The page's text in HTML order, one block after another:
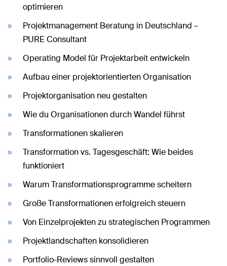
optimieren
Projektmanagement Beratung in Deutschland –
PURE Consultant
Operating Model für Projektarbeit entwickeln
Aufbau einer projektorientierten Organisation
Projektorganisation neu gestalten
Wie du Organisationen durch Wandel führst
Transformationen skalieren
Transformation vs. Tagesgeschäft: Wie beides
funktioniert
Warum Transformationsprogramme scheitern
Große Transformationen erfolgreich steuern
Von Einzelprojekten zu strategischen Programmen
Projektlandschaften konsolidieren
Portfolio-Reviews sinnvoll gestalten